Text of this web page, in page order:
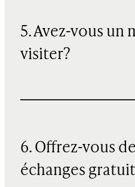
5. Avez-vous un
visiter?
6. Offrez-vous
échanges